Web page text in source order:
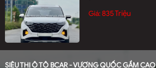
Giá:835 Triệu
SIÊU THỊ Ô TÔ BCAR - VƯƠNG QUỐC GẦM CAO